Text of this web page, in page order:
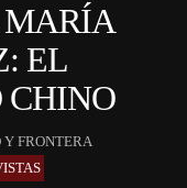
MARÍA
EL
CHINO
Y FRONTERA